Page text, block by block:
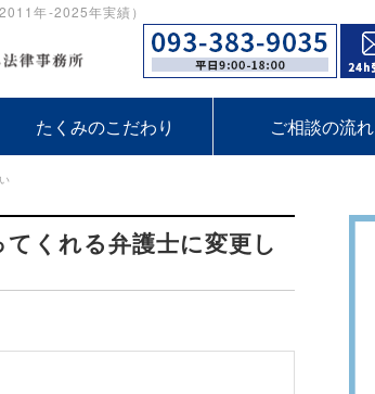
年-2025年実績）
たくみのこだわり ご相談の流れ
くれる弁護士に変更し